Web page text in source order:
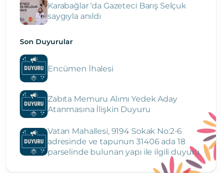
Karabağlar ‘da Gazeteci Barış Selçuk
saygıyla anıldı
Son Duyurular
Encümen İhalesi
Zabıta Memuru Alımı Yedek Aday
Atanmasına İlişkin Duyuru
Vatan Mahallesi, 9194 Sokak No:2-6
adresinde ve tapunun 31406 ada 18
parselinde bulunan yapı ile ilgili duyuru